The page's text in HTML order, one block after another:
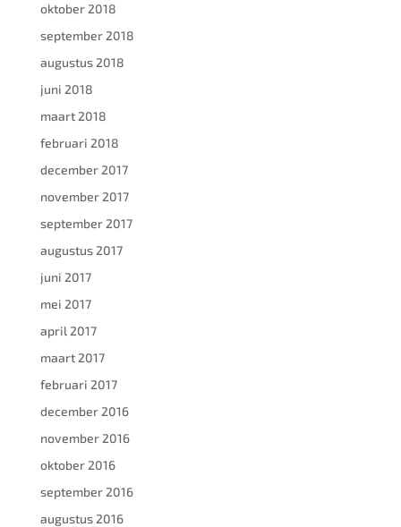
oktober 2018
september 2018
augustus 2018
juni 2018
maart 2018
februari 2018
december 2017
november 2017
september 2017
augustus 2017
juni 2017
mei 2017
april 2017
maart 2017
februari 2017
december 2016
november 2016
oktober 2016
september 2016
augustus 2016